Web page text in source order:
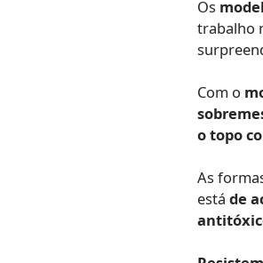
Os
trabalho
Com o
o topo
As
estáde
antitóxic